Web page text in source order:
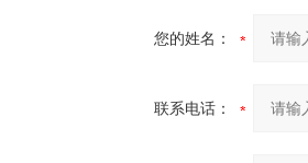
您的姓名：
联系电话：